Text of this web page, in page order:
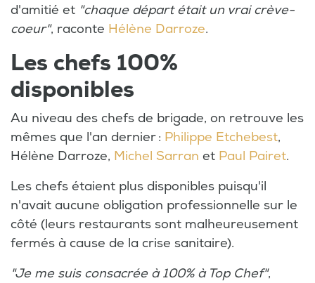
d'amitié et "chaque départ était un vrai crève-
coeur", raconte Hélène Darroze.
Les chefs 100%
disponibles
Au niveau des chefs de brigade, on retrouve les
mêmes que l'an dernier : Philippe Etchebest,
Hélène Darroze, Michel Sarran et Paul Pairet.
Les chefs étaient plus disponibles puisqu'il
n'avait aucune obligation professionnelle sur le
côté (leurs restaurants sont malheureusement
fermés à cause de la crise sanitaire).
"Je me suis consacrée à 100% à Top Chef",